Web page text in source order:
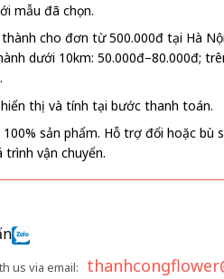
mẫu đã chọn.
cho đơn từ 500.000đ tại Hà
dưới 10km: 50.000đ–80.000đ;
thị và tính tại bước thanh toán.
sản phẩm. Hỗ trợ đổi hoặc bù
vận chuyển.
us via email: